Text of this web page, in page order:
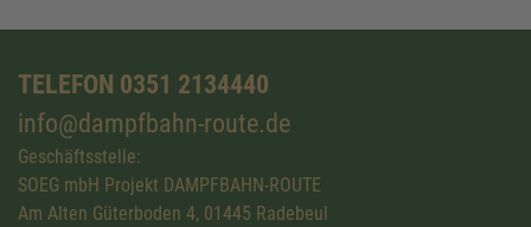
TELEFON 0351 2134440
info@dampfbahn-route.de
Geschäftsstelle:
SOEG mbH Projekt DAMPFBAHN-ROUTE
Am Alten Güterboden 4, 01445 Radebeul